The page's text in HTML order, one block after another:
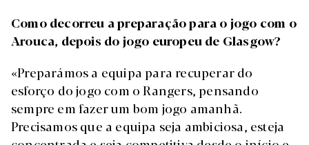
Como decorreu a preparação para o jogo com o
Arouca, depois do jogo europeu de Glasgow?
«Preparámos a equipa para recuperar do
esforço do jogo com o Rangers, pensando
sempre em fazer um bom jogo amanhã.
Precisamos que a equipa seja ambiciosa, esteja